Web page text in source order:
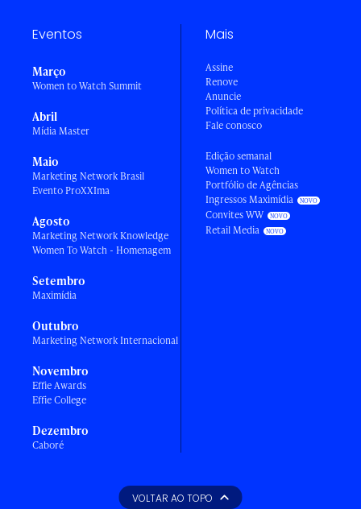
Eventos
Março
Women to Watch Summit
Abril
Mídia Master
Maio
Marketing Network Brasil
Evento ProXXIma
Agosto
Marketing Network Knowledge
Women To Watch - Homenagem
Setembro
Maximídia
Outubro
Marketing Network Internacional
Novembro
Effie Awards
Effie College
Dezembro
Caboré
Mais
Assine
Renove
Anuncie
Política de privacidade
Fale conosco
Edição semanal
Women to Watch
Portfólio de Agências
Ingressos Maximídia
Convites WW
Retail Media
VOLTAR AO TOPO